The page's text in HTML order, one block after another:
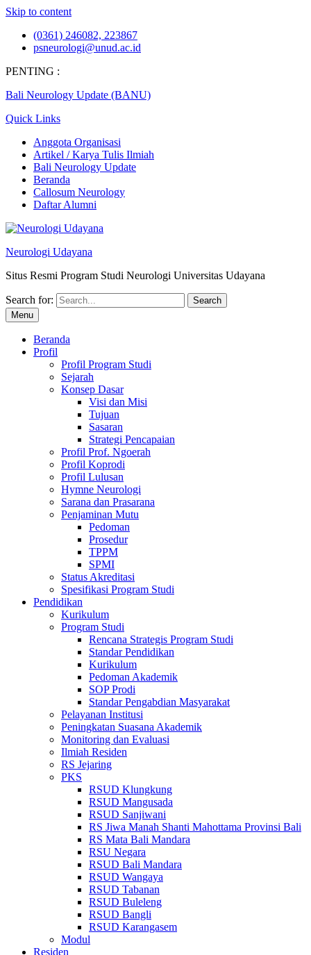
Skip to content
(0361) 246082, 223867
psneurologi@unud.ac.id
PENTING :
Bali Neurology Update (BANU)
Quick Links
Anggota Organisasi
Artikel / Karya Tulis Ilmiah
Bali Neurology Update
Beranda
Callosum Neurology
Daftar Alumni
Neurologi Udayana
Situs Resmi Program Studi Neurologi Universitas Udayana
Search for:
Menu
Beranda
Profil
Profil Program Studi
Sejarah
Konsep Dasar
Visi dan Misi
Tujuan
Sasaran
Strategi Pencapaian
Profil Prof. Ngoerah
Profil Koprodi
Profil Lulusan
Hymne Neurologi
Sarana dan Prasarana
Penjaminan Mutu
Pedoman
Prosedur
TPPM
SPMI
Status Akreditasi
Spesifikasi Program Studi
Pendidikan
Kurikulum
Program Studi
Rencana Strategis Program Studi
Standar Pendidikan
Kurikulum
Pedoman Akademik
SOP Prodi
Standar Pengabdian Masyarakat
Pelayanan Institusi
Peningkatan Suasana Akademik
Monitoring dan Evaluasi
Ilmiah Residen
RS Jejaring
PKS
RSUD Klungkung
RSUD Mangusada
RSUD Sanjiwani
RS Jiwa Manah Shanti Mahottama Provinsi Bali
RS Mata Bali Mandara
RSU Negara
RSUD Bali Mandara
RSUD Wangaya
RSUD Tabanan
RSUD Buleleng
RSUD Bangli
RSUD Karangasem
Modul
Residen